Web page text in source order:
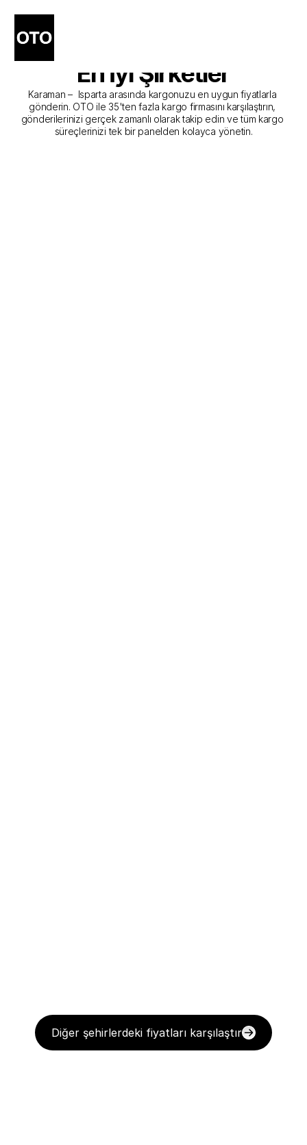
Karaman - Isparta Kargo
Gönderim Hizmeti Sunan
En İyi Şirketler
Karaman –  Isparta arasında kargonuzu en uygun fiyatlarla
gönderin. OTO ile 35'ten fazla kargo firmasını karşılaştırın,
gönderilerinizi gerçek zamanlı olarak takip edin ve tüm kargo
süreçlerinizi tek bir panelden kolayca yönetin.
Diğer şehirlerdeki fiyatları karşılaştır